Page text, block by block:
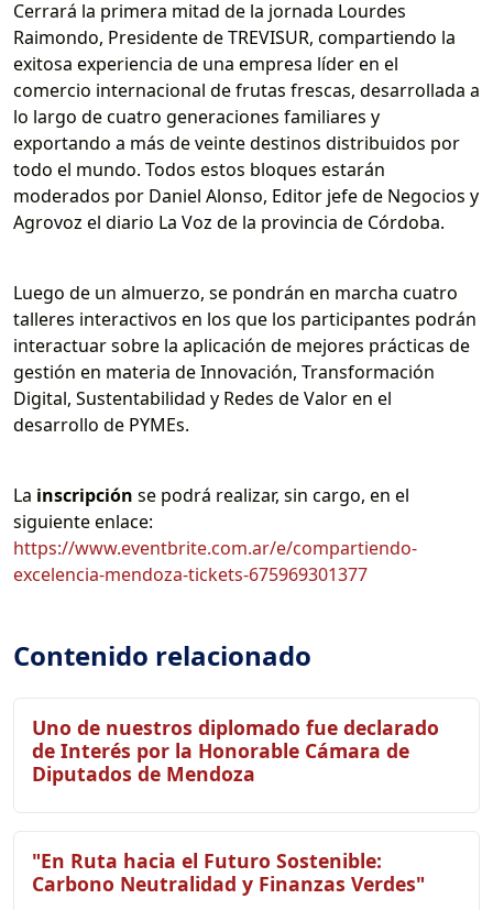
Cerrará la primera mitad de la jornada Lourdes
Raimondo, Presidente de TREVISUR, compartiendo la
exitosa experiencia de una empresa líder en el
comercio internacional de frutas frescas, desarrollada a
lo largo de cuatro generaciones familiares y
exportando a más de veinte destinos distribuidos por
todo el mundo. Todos estos bloques estarán
moderados por Daniel Alonso, Editor jefe de Negocios y
Agrovoz el diario La Voz de la provincia de Córdoba.
Luego de un almuerzo, se pondrán en marcha cuatro
talleres interactivos en los que los participantes podrán
interactuar sobre la aplicación de mejores prácticas de
gestión en materia de Innovación, Transformación
Digital, Sustentabilidad y Redes de Valor en el
desarrollo de PYMEs.
La inscripción se podrá realizar, sin cargo, en el
siguiente enlace:
https://www.eventbrite.com.ar/e/compartiendo-
excelencia-mendoza-tickets-675969301377
Contenido relacionado
Uno de nuestros diplomado fue declarado
de Interés por la Honorable Cámara de
Diputados de Mendoza
"En Ruta hacia el Futuro Sostenible:
Carbono Neutralidad y Finanzas Verdes"